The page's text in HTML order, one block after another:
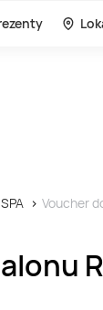
SPA Voucher